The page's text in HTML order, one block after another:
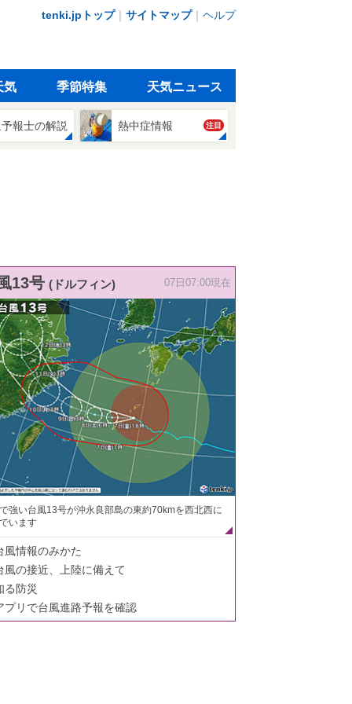
tenki.jpトップ｜ サイトマップ｜ ヘルプ
気 季節特集 天気ニュース
報士の解説 熱中症情報 注目
13号 (ドルフィン) 07日07:00現在
強い台風13号が沖永良部島の東約70kmを西北西に
います
風情報のみかた
風の接近、上陸に備えて
る防災
プリで台風進路予報を確認